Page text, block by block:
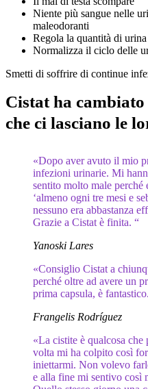
Niente più sangue nelle
maleodoranti
Regola la quantità di
Normalizza il ciclo delle
Smetti di soffrire di continue
Cistat ha
che ci lasciano le
«Dopo aver avuto il mio
infezioni urinarie. Mi
sentito molto male
‘almeno ogni tre mesi e
nessuno era abbastanza
Grazie a Cistat è finita. “
Yanoski Lares
«Consiglio Cistat a
perché oltre ad avere un
prima capsula, è
Frangelis Rodríguez
«La cistite è qualcosa
volta mi ha colpito così
iniettarmi. Non volevo
e alla fine mi sentivo così